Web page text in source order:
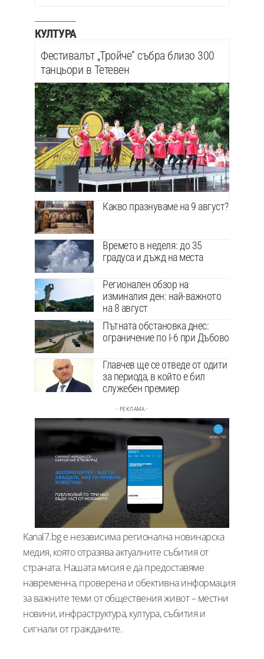
КУЛТУРА
Фестивалът „Тройче“ събра близо 300
танцьори в Тетевен
Какво празнуваме на 9 август?
Времето в неделя: до 35
градуса и дъжд на места
Регионален обзор на
изминалия ден: най-важното
на 8 август
Пътната обстановка днес:
ограничение по I-6 при Дъбово
Главчев ще се отведе от одити
за периода, в който е бил
служебен премиер
- РЕКЛАМА -
Kanal7.bg е независима регионална новинарска
медия, която отразява актуалните събития от
страната. Нашата мисия е да предоставяме
навременна, проверена и обективна информация
за важните теми от обществения живот – местни
новини, инфраструктура, култура, събития и
сигнали от гражданите.